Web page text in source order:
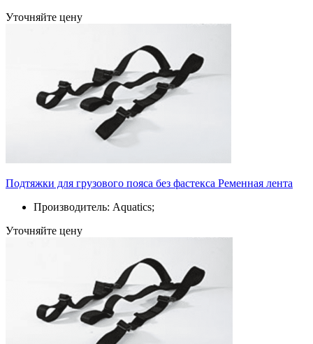
Уточняйте цену
Подтяжки для грузового пояса без фастекса Ременная лента
Производитель: Aquatics;
Уточняйте цену